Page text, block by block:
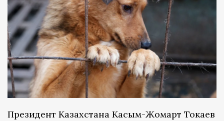
Президент Казахстана Касым-Жомарт Токаев